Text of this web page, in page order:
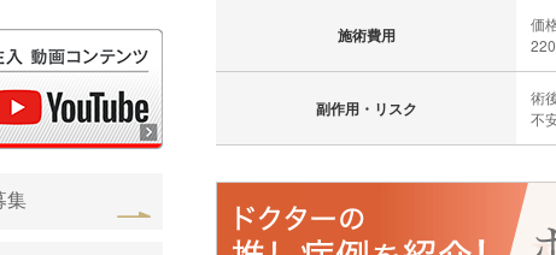
施術費用
価
副作用・リスク
術
不
集